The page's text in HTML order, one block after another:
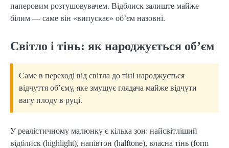
паперовим розтушовувачем. Відблиск залиште майже
білим — саме він «випускає» об’єм назовні.
Світло і тінь: як народжується об’єм
Саме в переході від світла до тіні народжується
відчуття об’єму, яке змушує глядача майже відчути
вагу плоду в руці.
У реалістичному малюнку є кілька зон: найсвітліший
відблиск (highlight), напівтон (halftone), власна тінь (form